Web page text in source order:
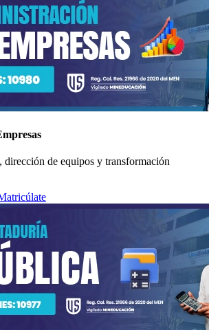
dirección de equipos y transformación